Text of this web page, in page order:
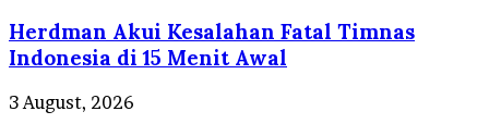
Gram!
Kesalahan
Fatal
Timnas
Indonesia
Herdman Akui Kesalahan Fatal Timnas
Indonesia di 15 Menit Awal
Usia
3 August, 2026